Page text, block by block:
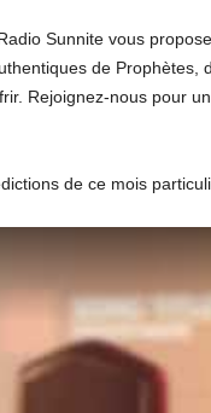
Sunnite vous
de Prophètes,
Rejoignez-nous pour
de ce mois